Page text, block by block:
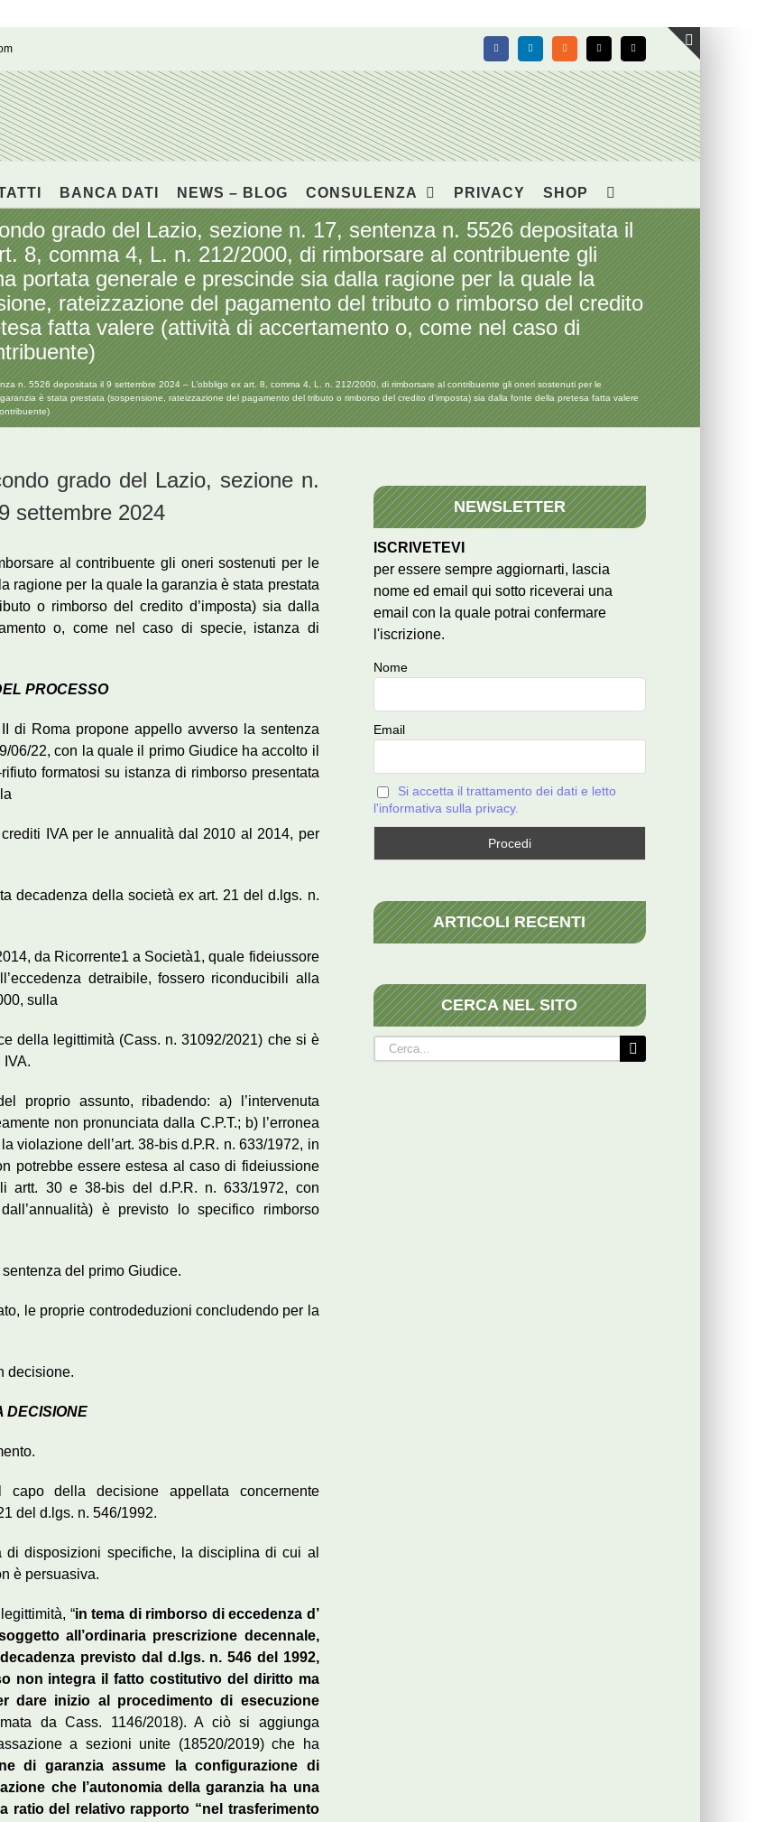
FacebookLinkedIn Rss X Email
BANCA DATI NEWS – BLOG CONSULENZA PRIVACY SHOP
grado del Lazio, sezione n. 17, sentenza n. 5526 depositata il
8, comma 4, L. n. 212/2000, di rimborsare al contribuente gli
portata generale e prescinde sia dalla ragione per la quale la
rateizzazione del pagamento del tributo o rimborso del credito
fatta valere (attività di accertamento o, come nel caso di
n. 5526 depositata il 9 settembre 2024 – L’obbligo ex art. 8, comma 4, L. n. 212/2000, di rimborsare al contribuente gli oneri sostenuti per le
è stata prestata (sospensione, rateizzazione del pagamento del tributo o rimborso del credito d’imposta) sia dalla fonte della pretesa fatta valere
grado del Lazio, sezione n.
settembre 2024
al contribuente gli oneri sostenuti per le
ragione per la quale la garanzia è stata prestata
o rimborso del credito d’imposta) sia dalla
o, come nel caso di specie, istanza di
PROCESSO
di Roma propone appello avverso la sentenza
06/22, con la quale il primo Giudice ha accolto il
formatosi su istanza di rimborso presentata
IVA per le annualità dal 2010 al 2014, per
decadenza della società ex art. 21 del d.lgs. n.
da Ricorrente1 a Società1, quale fideiussore
detraibile, fossero riconducibili alla
sulla
della legittimità (Cass. n. 31092/2021) che si è
proprio assunto, ribadendo: a) l’intervenuta
non pronunciata dalla C.P.T.; b) l’erronea
violazione dell’art. 38-bis d.P.R. n. 633/1972, in
potrebbe essere estesa al caso di fideiussione
artt. 30 e 38-bis del d.P.R. n. 633/1972, con
è previsto lo specifico rimborso
del primo Giudice.
le proprie controdeduzioni concludendo per la
decisione.
DECISIONE
della decisione appellata concernente
del d.lgs. n. 546/1992.
di disposizioni specifiche, la disciplina di cui al
è persuasiva.
“in tema di rimborso di eccedenza d’
all’ordinaria prescrizione decennale,
previsto dal d.lgs. n. 546 del 1992,
non integra il fatto costitutivo del diritto ma
dare inizio al procedimento di esecuzione
da Cass. 1146/2018). A ciò si aggiunga
a sezioni unite (18520/2019) che ha
di garanzia assume la configurazione di
che l’autonomia della garanzia ha una
ratio del relativo rapporto “nel trasferimento
NEWSLETTER
ISCRIVETEVI
per essere sempre aggiornarti, lascia
nome ed email qui sotto riceverai una
email con la quale potrai confermare
l'iscrizione.
Nome
Email
Si accetta il trattamento dei dati e letto
l'informativa sulla privacy.
ARTICOLI RECENTI
CERCA NEL SITO
Cerca
per:
Toggle
area
barra
scorrevole